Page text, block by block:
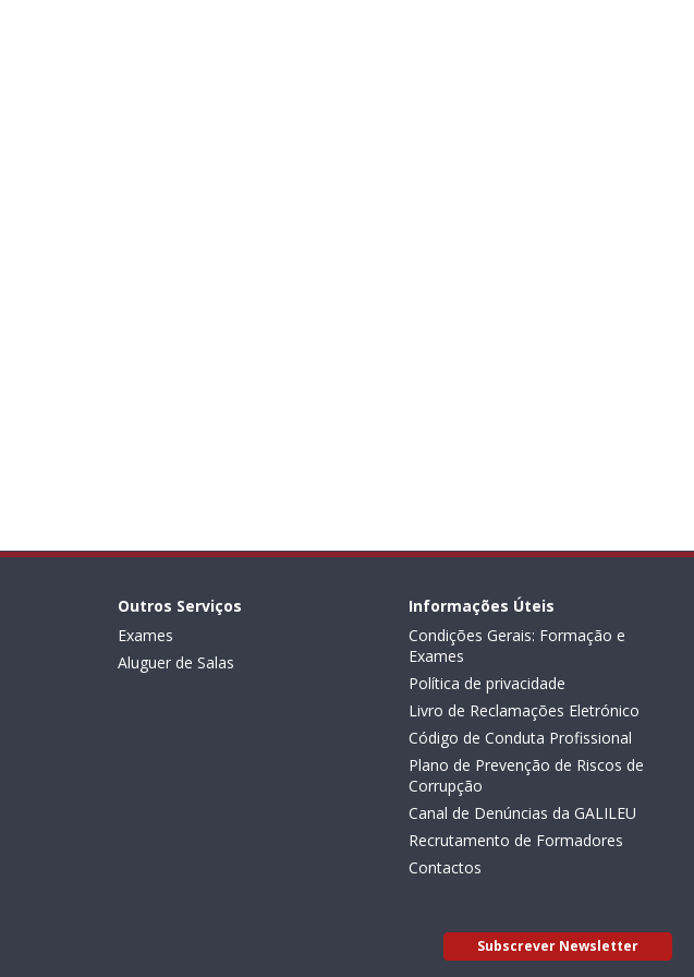
Outros Serviços
Exames
Aluguer de Salas
Informações Úteis
Condições Gerais: Formação e
Exames
Política de privacidade
Livro de Reclamações Eletrónico
Código de Conduta Profissional
Plano de Prevenção de Riscos de
Corrupção
Canal de Denúncias da GALILEU
Recrutamento de Formadores
Contactos
Subscrever Newsletter